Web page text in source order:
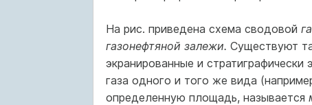
На рис. приведена схема сводовой
газонефтяной залежи. Существуют
экранированные и
газа одного и того же вида
определенную площадь, называется